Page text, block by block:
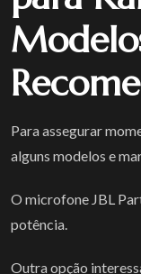
Para assegurar
alguns modelos e
O microfone JBL
potência.
Outra opção